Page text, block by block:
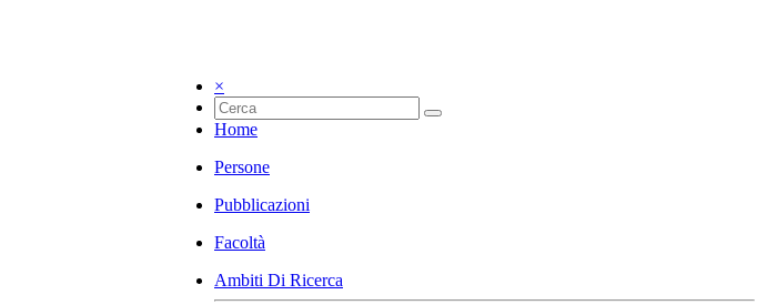
×
Home
Persone
Pubblicazioni
Facoltà
Ambiti Di Ricerca